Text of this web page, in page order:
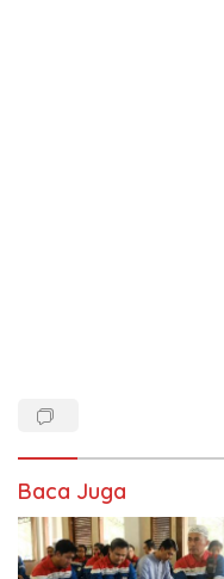
Baca Juga